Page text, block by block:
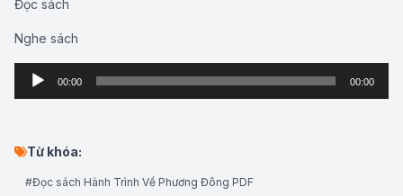
Đọc sách
Nghe sách
Audio
00:00 00:00
Từ khóa:
#Đọc sách Hành Trình Về Phương Đông PDF